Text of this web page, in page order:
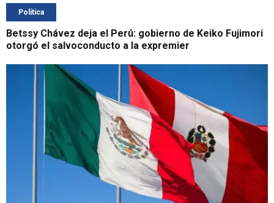
Política
Betssy Chávez deja el Perú: gobierno de Keiko Fujimori
otorgó el salvoconducto a la expremier